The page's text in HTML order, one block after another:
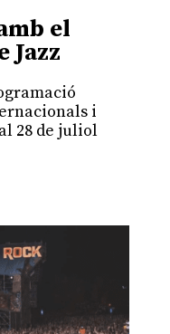
el
Jazz
i
28 de juliol